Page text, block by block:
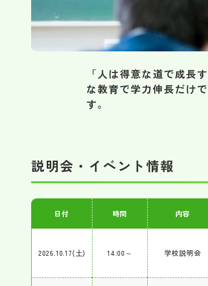
「人は得意な道で成
な教育で学力伸長だけ
す。
説明会・イベント情報
日付 時間 内容
2026.10.17(土) 14:00～ 学校説明会